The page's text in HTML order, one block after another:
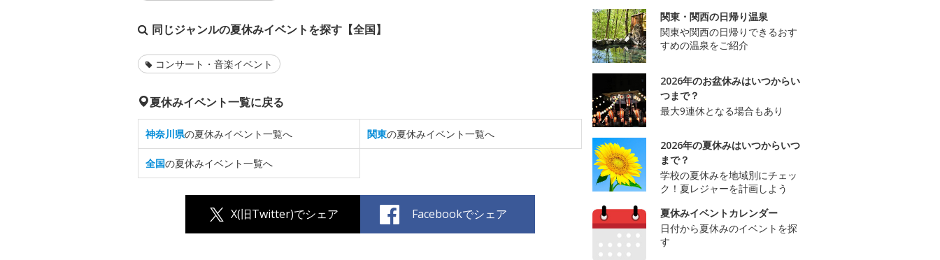
同じジャンルの夏休みイベントを探す【全国】
コンサート・音楽イベント
夏休みイベント一覧に戻る
神奈川県の夏休みイベント一覧へ 関東の夏休みイベント一覧へ
全国の夏休みイベント一覧へ
X(旧Twitter)でシェア Facebookでシェア
関東・関西の日帰り温泉
関東や関西の日帰りできるおす
すめの温泉をご紹介
2026年のお盆休みはいつからい
つまで？
最大9連休となる場合もあり
2026年の夏休みはいつからいつ
まで？
学校の夏休みを地域別にチェッ
ク！夏レジャーを計画しよう
夏休みイベントカレンダー
日付から夏休みのイベントを探
す